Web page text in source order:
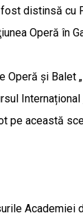
distinsă
Operă în
și
pe această